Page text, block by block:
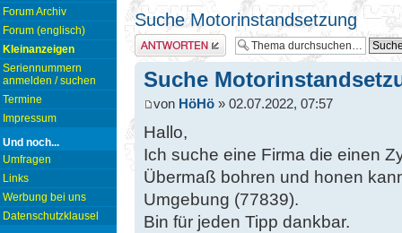
Forum Archiv
Forum (englisch)
Kleinanzeigen
Seriennummern
anmelden / suchen
Termine
Impressum
Und noch...
Umfragen
Links
Werbung bei uns
Datenschutzklausel
Suche Motorinstandsetzung
Antwort erstellen
Suche
von HöHö » 02.07.2022, 07:57
Hallo,
Ich suche eine Firma die einen
Übermaß bohren und honen
Umgebung (77839).
Bin für jeden Tipp dankbar.